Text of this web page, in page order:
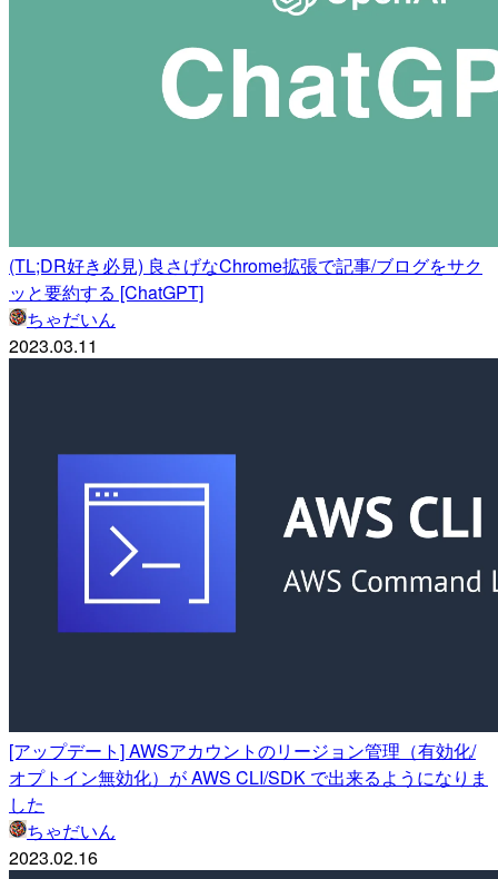
(TL;DR好き必見) 良さげなChrome拡張で記事/ブログをサク
ッと要約する [ChatGPT]
ちゃだいん
2023.03.11
[アップデート] AWSアカウントのリージョン管理（有効化/
オプトイン無効化）が AWS CLI/SDK で出来るようになりま
した
ちゃだいん
2023.02.16